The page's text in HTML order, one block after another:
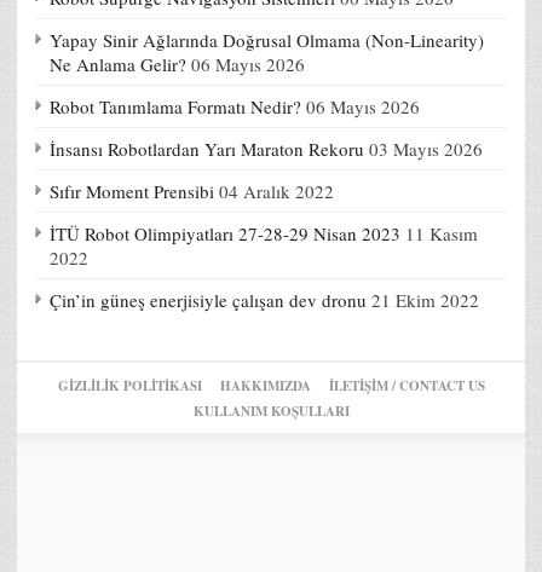
Yapay Sinir Ağlarında Doğrusal Olmama (Non-Linearity)
Ne Anlama Gelir? 06 Mayıs 2026
Robot Tanımlama Formatı Nedir? 06 Mayıs 2026
İnsansı Robotlardan Yarı Maraton Rekoru 03 Mayıs 2026
Sıfır Moment Prensibi 04 Aralık 2022
İTÜ Robot Olimpiyatları 27-28-29 Nisan 2023 11 Kasım
2022
Çin’in güneş enerjisiyle çalışan dev dronu 21 Ekim 2022
GIZLILIK POLITIKASI HAKKIMIZDA
İLETİŞİM / CONTACT US
KULLANIM KOŞULLARI